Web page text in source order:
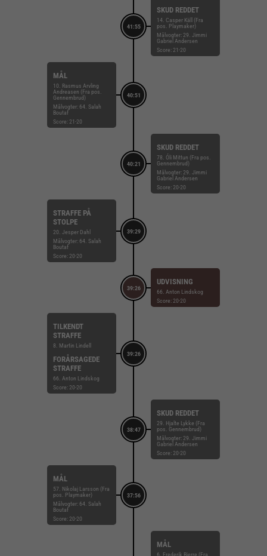
41:55
SKUD REDDET
14. Casper Käll (Fra
pos. Playmaker)
Målvogter: 29. Jimmi
Gabriel Andersen
Score: 21-20
40:51
MÅL
10. Rasmus Arvling
Andreasen (Fra pos.
Gennembrud)
Målvogter: 64. Salah
Boutaf
Score: 21-20
40:21
SKUD REDDET
78. Óli Mittun (Fra pos.
Gennembrud)
Målvogter: 29. Jimmi
Gabriel Andersen
Score: 20-20
39:29
STRAFFE PÅ
STOLPE
20. Jesper Dahl
Målvogter: 64. Salah
Boutaf
Score: 20-20
39:26
UDVISNING
66. Anton Lindskog
Score: 20-20
39:26
TILKENDT
STRAFFE
8. Martin Lindell
FORÅRSAGEDE
STRAFFE
66. Anton Lindskog
Score: 20-20
38:47
SKUD REDDET
29. Hjalte Lykke (Fra
pos. Gennembrud)
Målvogter: 29. Jimmi
Gabriel Andersen
Score: 20-20
37:56
MÅL
57. Nikolaj Larsson (Fra
pos. Playmaker)
Målvogter: 64. Salah
Boutaf
Score: 20-20
MÅL
6. Frederik Bjerre (Fra